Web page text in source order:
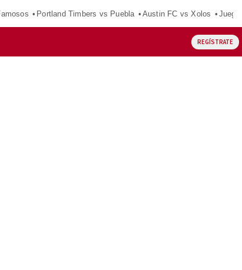
Portland Timbers vs Puebla Austin FC vs Xolos
REGÍSTRATE